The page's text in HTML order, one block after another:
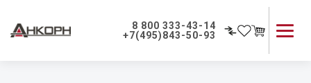
8 800 333-43-14
+7(495)843-50-93